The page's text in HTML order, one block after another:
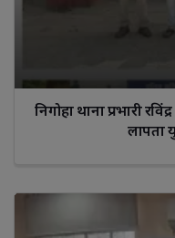
निगोहा थाना प्रभारी
लापता